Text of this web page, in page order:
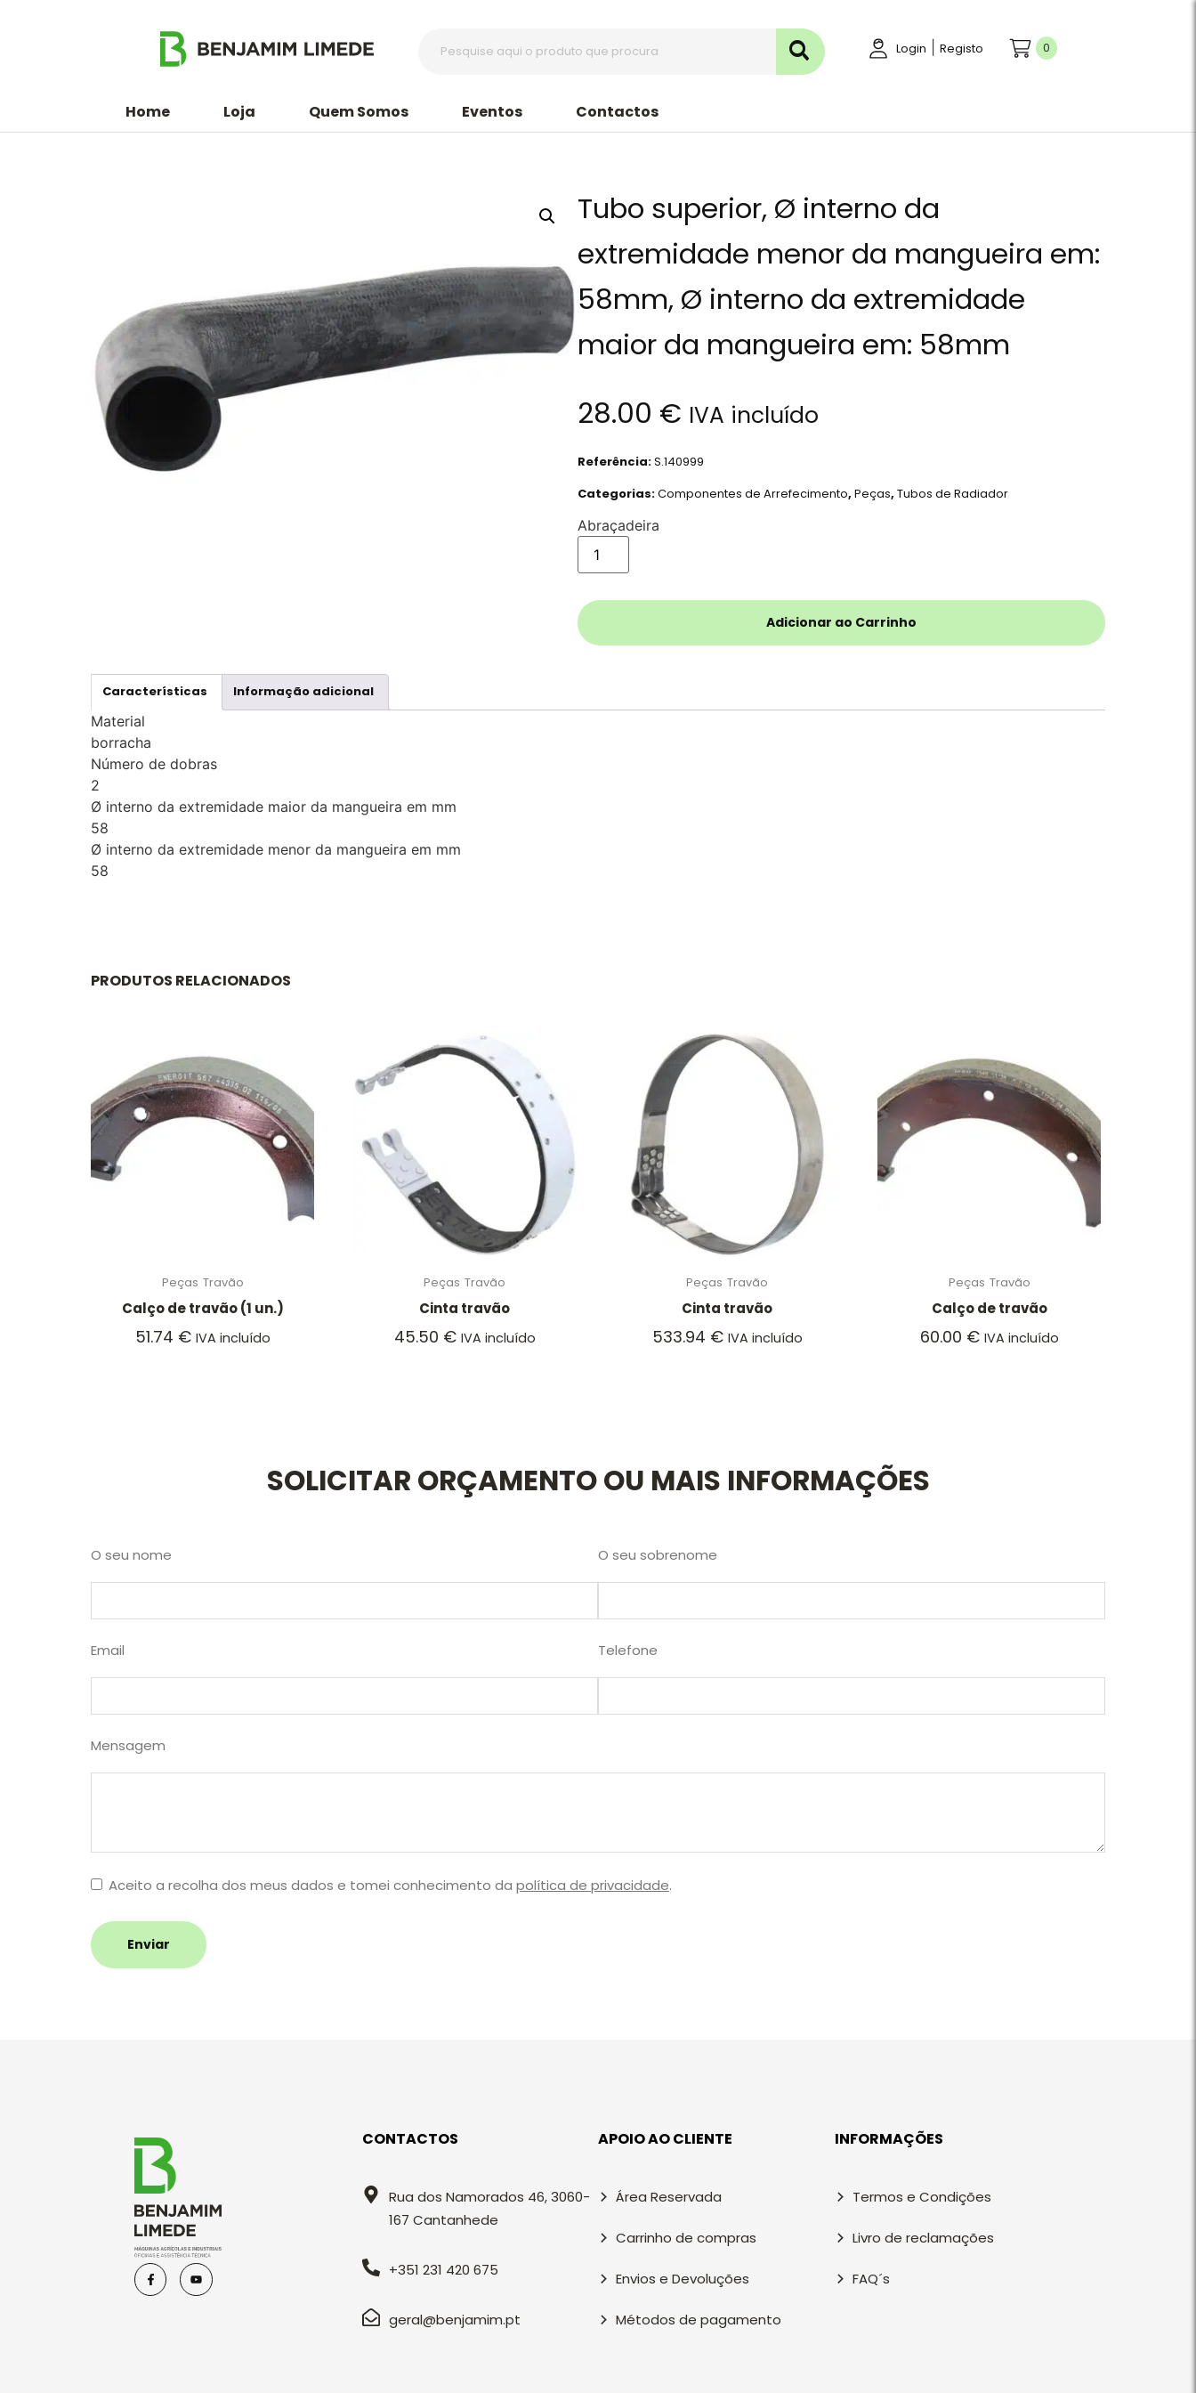
Login Registo 0
Home Loja Quem Somos Eventos Contactos
Tubo superior, Ø interno da
extremidade menor da mangueira em:
58mm, Ø interno da extremidade
maior da mangueira em: 58mm
28.00 € IVA incluído
Referência:S.140999
Categorias:Componentes de Arrefecimento,Peças,Tubos de Radiador
Abraçadeira
Adicionar ao Carrinho
Características Informação adicional
Material
borracha
Número de dobras
2
Ø interno da extremidade maior da mangueira em mm
58
Ø interno da extremidade menor da mangueira em mm
58
PRODUTOS RELACIONADOS
Peças Travão
Calço de travão (1 un.)
51.74 € IVA incluído
Peças Travão
Cinta travão
45.50 € IVA incluído
Peças Travão
Cinta travão
533.94 € IVA incluído
Peças Travão
Calço de travão
60.00 € IVA incluído
SOLICITAR ORÇAMENTO OU MAIS INFORMAÇÕES
O seu nome O seu sobrenome
Email Telefone
Mensagem
Aceito a recolha dos meus dados e tomei conhecimento da política de privacidade.
Enviar
CONTACTOS
Rua dos Namorados 46, 3060-
167 Cantanhede
+351 231 420 675
geral@benjamim.pt
APOIO AO CLIENTE
Área Reservada
Carrinho de compras
Envios e Devoluções
Métodos de pagamento
INFORMAÇÕES
Termos e Condições
Livro de reclamações
FAQ´s